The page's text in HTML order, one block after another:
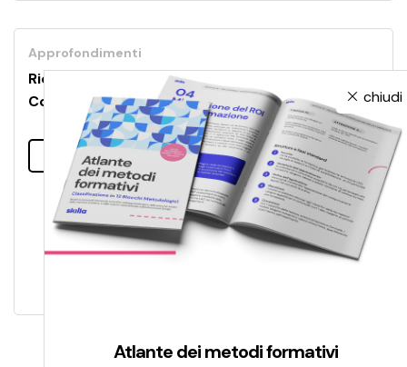
Approfondimenti
Ridurre il digital divide in azienda con il Reverse
Coaching
Leggi tutto
chiudi
Atlante dei metodi formativi